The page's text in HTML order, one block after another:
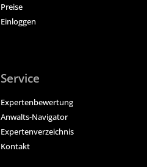
Preise
Einloggen
Service
Expertenbewertung
Anwalts-Navigator
Expertenverzeichnis
Kontakt